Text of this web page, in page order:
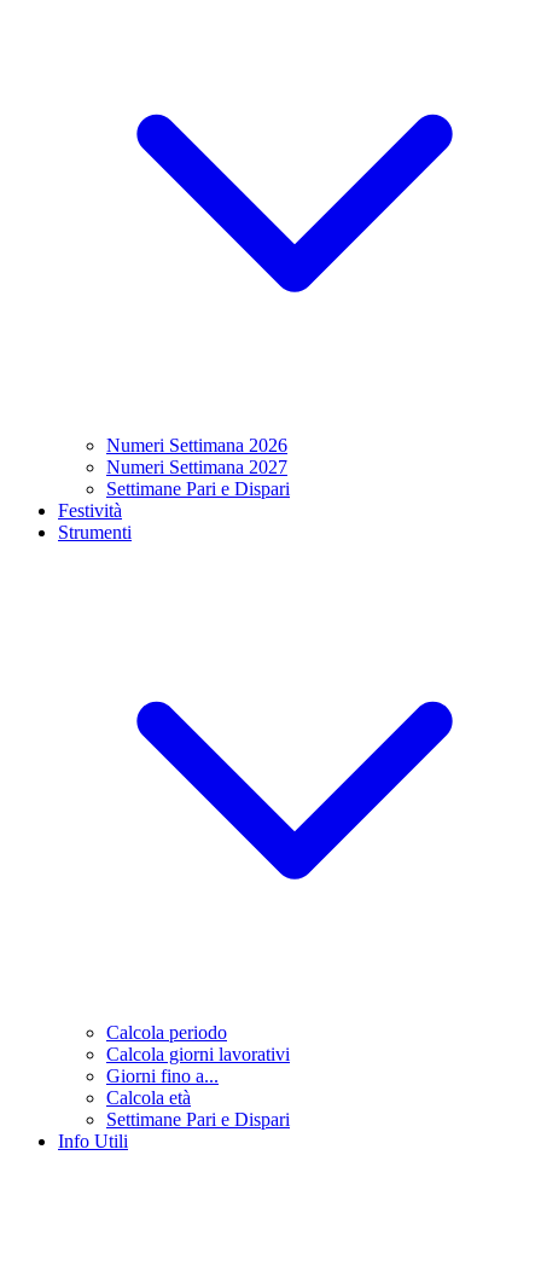
Numeri Settimana 2026
Numeri Settimana 2027
Settimane Pari e Dispari
Festività
Strumenti
Calcola periodo
Calcola giorni lavorativi
Giorni fino a...
Calcola età
Settimane Pari e Dispari
Info Utili